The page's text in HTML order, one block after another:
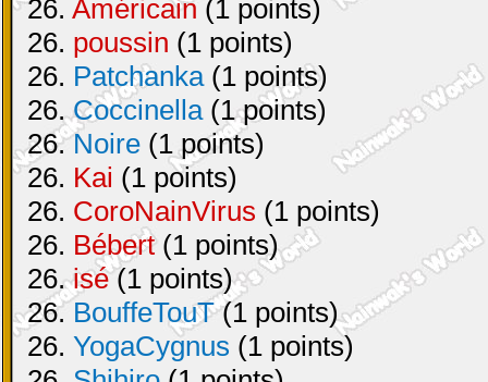
26. Américain (1 points)
26. poussin (1 points)
26. Patchanka(1 points)
26.Coccinella(1 points)
26.Noire (1 points)
26. Kai (1 points)
26. CoroNainVirus (1 points)
26. Bébert(1 points)
26.isé(1 points)
26. BouffeTouT(1 points)
26. YogaCygnus (1 points)